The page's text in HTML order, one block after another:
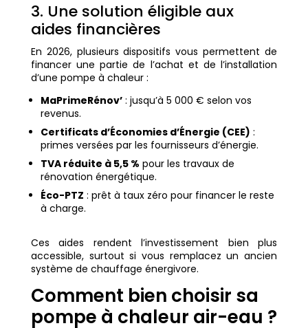
3. Une solution éligible aux
aides financières
En 2026, plusieurs dispositifs vous permettent de
financer une partie de l’achat et de l’installation
d’une pompe à chaleur :
MaPrimeRénov’: jusqu’à 5 000 € selon vos
revenus.
Certificats d’Économies d’Énergie (CEE) :
primes versées par les fournisseurs d’énergie.
TVA réduite à 5,5 % pour les travaux de
rénovation énergétique.
Éco-PTZ : prêt à taux zéro pour financer le reste
à charge.
Ces aides rendent l’investissement bien plus
accessible, surtout si vous remplacez un ancien
système de chauffage énergivore.
Comment bien choisir sa
pompe à chaleur air-eau ?